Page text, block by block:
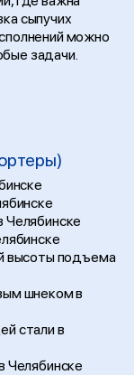
Челябинске
высоты подъема
шнеком в
стали в
Челябинске
сыпучих
можно
задачи.